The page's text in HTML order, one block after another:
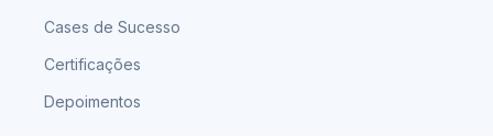
Cases de Sucesso
Certificações
Depoimentos